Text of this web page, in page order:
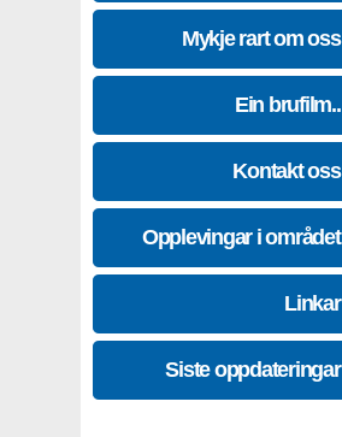
Mykje rart om oss
Ein brufilm..
Kontakt oss
Opplevingar i området
Linkar
Siste oppdateringar